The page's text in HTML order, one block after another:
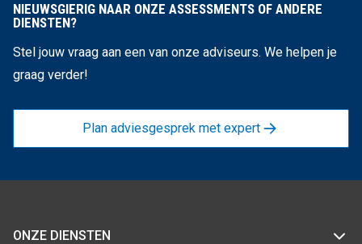
NIEUWSGIERIG NAAR ONZE ASSESSMENTS OF ANDERE
DIENSTEN?
Stel jouw vraag aan een van onze adviseurs. We helpen je
graag verder!
Plan adviesgesprek met expert
ONZE DIENSTEN